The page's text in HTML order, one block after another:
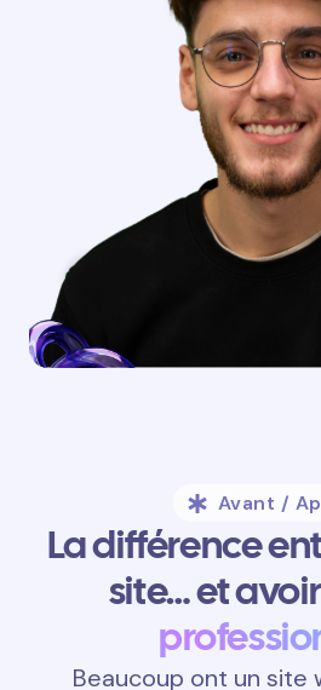
Avant /
La différence
site… et
Beaucoup ont un site